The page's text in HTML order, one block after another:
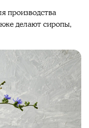
производства
делают сиропы,